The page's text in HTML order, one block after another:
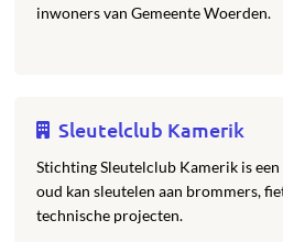
inwoners van Gemeente Woerden.
Sleutelclub Kamerik
Stichting Sleutelclub Kamerik is
oud kan sleutelen aan brommers,
technische projecten.